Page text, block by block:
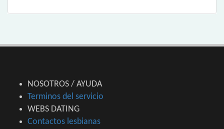
NOSOTROS / AYUDA
Terminos del servicio
WEBS DATING
Contactos lesbianas